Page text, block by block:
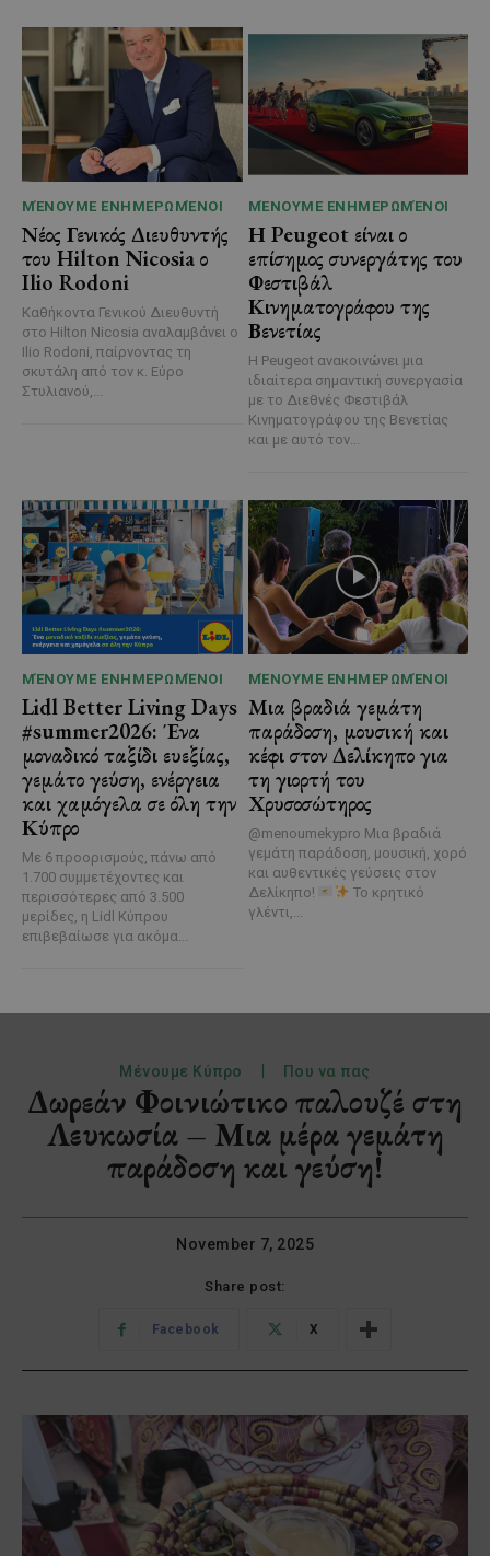
ΜΈΝΟΥΜΕ ΕΝΗΜΕΡΩΜΈΝΟΙ
Νέος Γενικός Διευθυντής
του Hilton Nicosia ο
Ilio Rodoni
Καθήκοντα Γενικού Διευθυντή
στο Hilton Nicosia αναλαμβάνει ο
Ilio Rodoni, παίρνοντας τη
σκυτάλη από τον κ. Εύρο
Στυλιανού,...
ΜΈΝΟΥΜΕ ΕΝΗΜΕΡΩΜΈΝΟΙ
Η Peugeot είναι ο
επίσημος συνεργάτης του
Φεστιβάλ
Κινηματογράφου της
Βενετίας
Η Peugeot ανακοινώνει μια
ιδιαίτερα σημαντική συνεργασία
με το Διεθνές Φεστιβάλ
Κινηματογράφου της Βενετίας
και με αυτό τον...
ΜΈΝΟΥΜΕ ΕΝΗΜΕΡΩΜΈΝΟΙ
Lidl Better Living Days
#summer2026: Ένα
μοναδικό ταξίδι ευεξίας,
γεμάτο γεύση, ενέργεια
και χαμόγελα σε όλη την
Κύπρο
Με 6 προορισμούς, πάνω από
1.700 συμμετέχοντες και
περισσότερες από 3.500
μερίδες, η Lidl Κύπρου
επιβεβαίωσε για ακόμα...
ΜΈΝΟΥΜΕ ΕΝΗΜΕΡΩΜΈΝΟΙ
Μια βραδιά γεμάτη
παράδοση, μουσική και
κέφι στον Δελίκηπο για
τη γιορτή του
Χρυσοσώτηρος
@menoumekypro Μια βραδιά
γεμάτη παράδοση, μουσική, χορό
και αυθεντικές γεύσεις στον
Δελίκηπο!
Το κρητικό
γλέντι,...